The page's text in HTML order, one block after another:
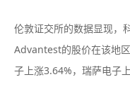
伦敦证交所的数据显现，
Advantest的股价在该地
子上涨3.64%，瑞萨电子